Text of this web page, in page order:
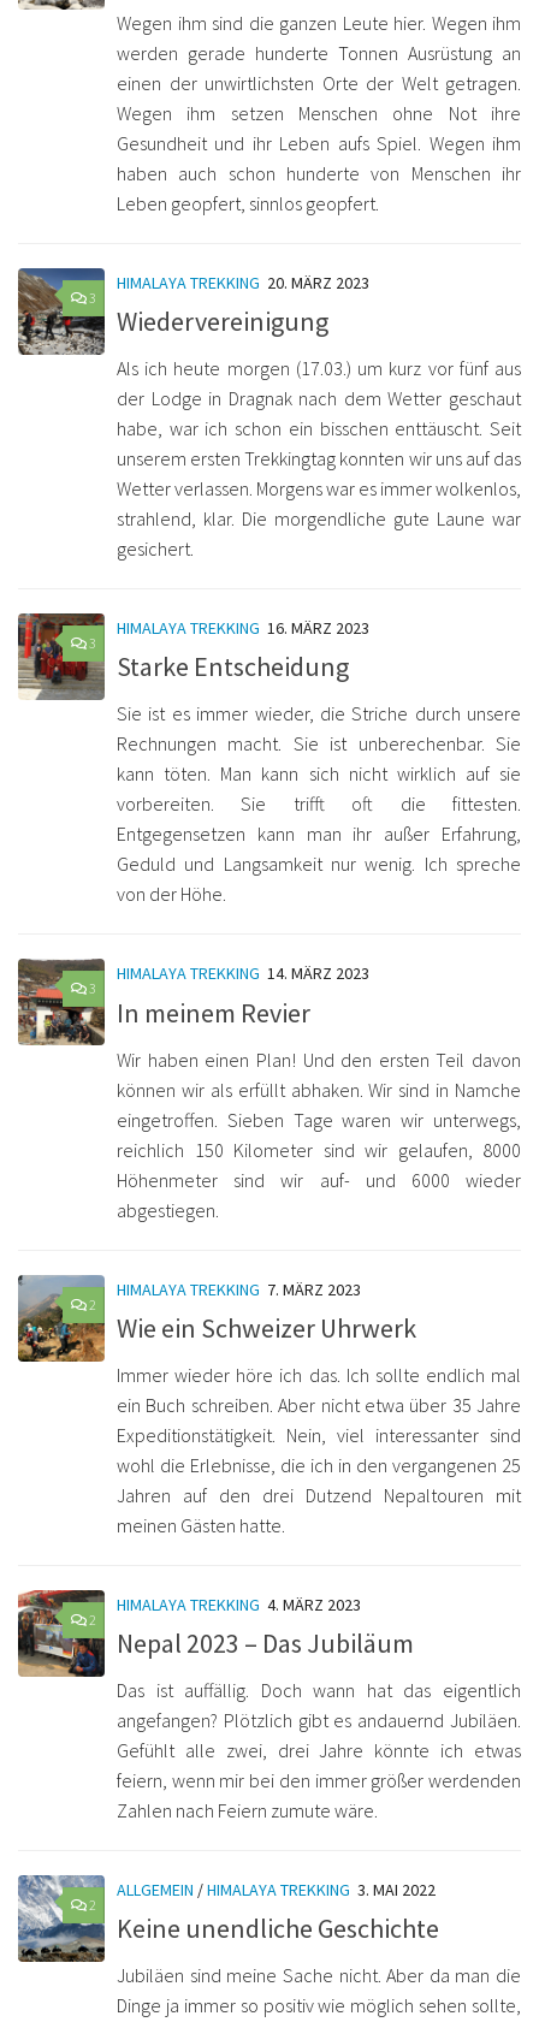
Wegen ihm sind die ganzen Leute hier. Wegen ihm
werden gerade hunderte Tonnen Ausrüstung an
einen der unwirtlichsten Orte der Welt getragen.
Wegen ihm setzen Menschen ohne Not ihre
Gesundheit und ihr Leben aufs Spiel. Wegen ihm
haben auch schon hunderte von Menschen ihr
Leben geopfert, sinnlos geopfert.
3
HIMALAYA TREKKING 20. MÄRZ 2023
Wiedervereinigung
Als ich heute morgen (17.03.) um kurz vor fünf aus
der Lodge in Dragnak nach dem Wetter geschaut
habe, war ich schon ein bisschen enttäuscht. Seit
unserem ersten Trekkingtag konnten wir uns auf das
Wetter verlassen. Morgens war es immer wolkenlos,
strahlend, klar. Die morgendliche gute Laune war
gesichert.
3
HIMALAYA TREKKING 16. MÄRZ 2023
Starke Entscheidung
Sie ist es immer wieder, die Striche durch unsere
Rechnungen macht. Sie ist unberechenbar. Sie
kann töten. Man kann sich nicht wirklich auf sie
vorbereiten. Sie trifft oft die fittesten.
Entgegensetzen kann man ihr außer Erfahrung,
Geduld und Langsamkeit nur wenig. Ich spreche
von der Höhe.
3
HIMALAYA TREKKING 14. MÄRZ 2023
In meinem Revier
Wir haben einen Plan! Und den ersten Teil davon
können wir als erfüllt abhaken. Wir sind in Namche
eingetroffen. Sieben Tage waren wir unterwegs,
reichlich 150 Kilometer sind wir gelaufen, 8000
Höhenmeter sind wir auf- und 6000 wieder
abgestiegen.
2
HIMALAYA TREKKING 7. MÄRZ 2023
Wie ein Schweizer Uhrwerk
Immer wieder höre ich das. Ich sollte endlich mal
ein Buch schreiben. Aber nicht etwa über 35 Jahre
Expeditionstätigkeit. Nein, viel interessanter sind
wohl die Erlebnisse, die ich in den vergangenen 25
Jahren auf den drei Dutzend Nepaltouren mit
meinen Gästen hatte.
2
HIMALAYA TREKKING 4. MÄRZ 2023
Nepal 2023 – Das Jubiläum
Das ist auffällig. Doch wann hat das eigentlich
angefangen? Plötzlich gibt es andauernd Jubiläen.
Gefühlt alle zwei, drei Jahre könnte ich etwas
feiern, wenn mir bei den immer größer werdenden
Zahlen nach Feiern zumute wäre.
2
ALLGEMEIN /HIMALAYA TREKKING 3. MAI 2022
Keine unendliche Geschichte
Jubiläen sind meine Sache nicht. Aber da man die
Dinge ja immer so positiv wie möglich sehen sollte,